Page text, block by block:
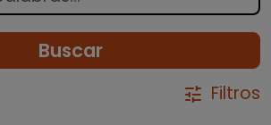
Buscar
tune Filtros